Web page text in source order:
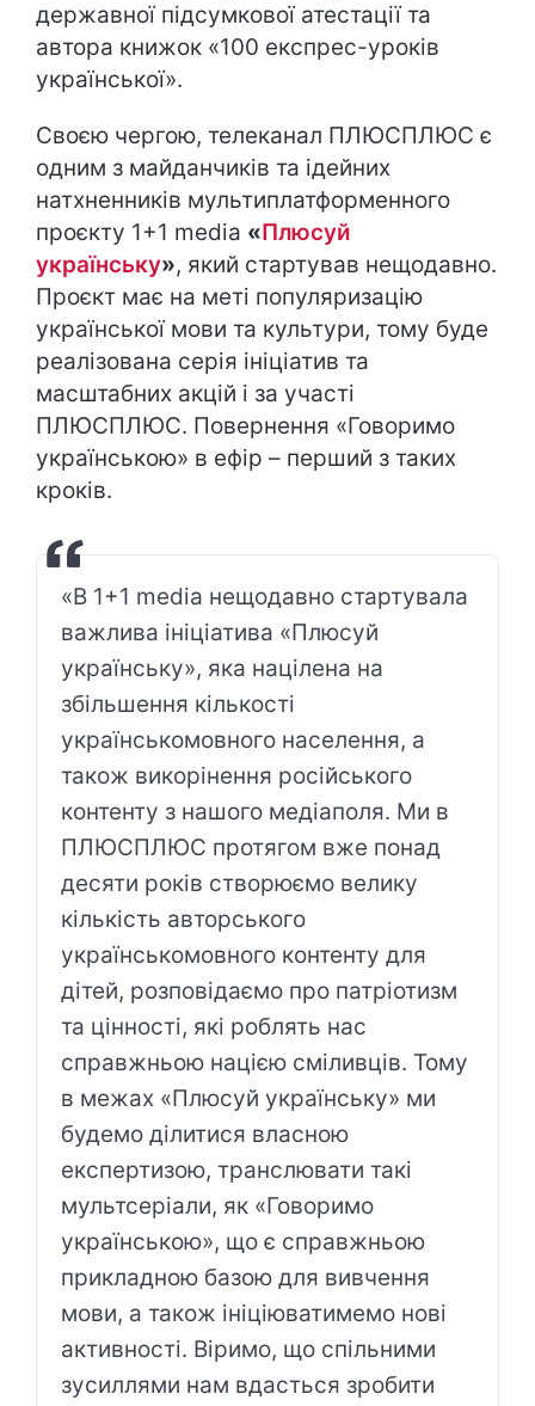
державної підсумкової атестації та
автора книжок «100 експрес-уроків
української».
Своєю чергою, телеканал ПЛЮСПЛЮС є
одним з майданчиків та ідейних
натхненників мультиплатформенного
проєкту 1+1 media «Плюсуй
українську», який стартував нещодавно.
Проєкт має на меті популяризацію
української мови та культури, тому буде
реалізована серія ініціатив та
масштабних акцій і за участі
ПЛЮСПЛЮС. Повернення «Говоримо
українською» в ефір – перший з таких
кроків.
«В 1+1 media нещодавно стартувала
важлива ініціатива «Плюсуй
українську», яка націлена на
збільшення кількості
українськомовного населення, а
також викорінення російського
контенту з нашого медіаполя. Ми в
ПЛЮСПЛЮС протягом вже понад
десяти років створюємо велику
кількість авторського
українськомовного контенту для
дітей, розповідаємо про патріотизм
та цінності, які роблять нас
справжньою нацією сміливців. Тому
в межах «Плюсуй українську» ми
будемо ділитися власною
експертизою, транслювати такі
мультсеріали, як «Говоримо
українською», що є справжньою
прикладною базою для вивчення
мови, а також ініціюватимемо нові
активності. Віримо, що спільними
зусиллями нам вдасться зробити